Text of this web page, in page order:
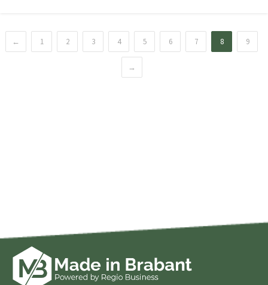
← 1 2 3 4 5 6 7 8 9
→